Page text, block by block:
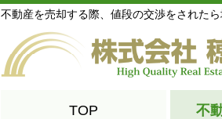
不動産を売却する際、値段の交渉をされたら
TOP 不